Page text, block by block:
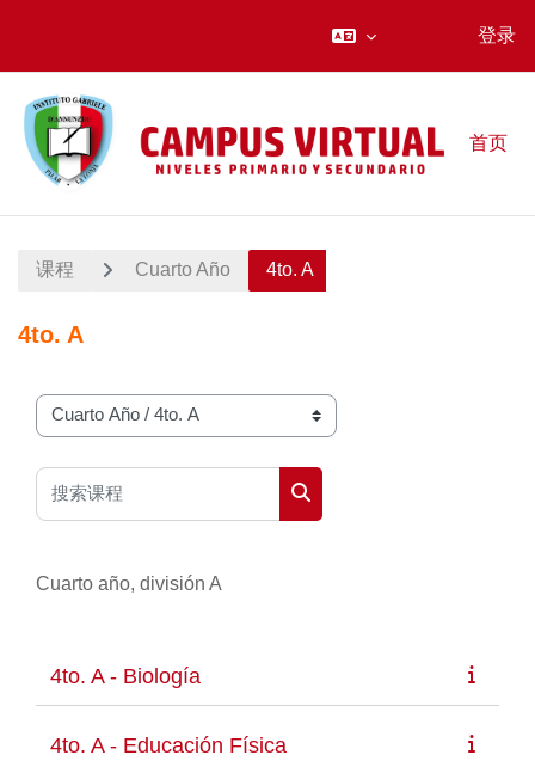
登录
首页
课程 Cuarto Año 4to. A
4to. A
课程类别
搜索课程
搜索课程
Cuarto año, división A
4to. A - Biología
4to. A - Educación Física